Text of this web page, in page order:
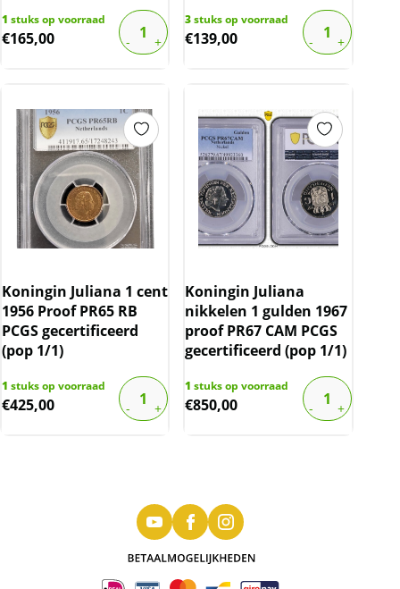
1 stuks op voorraad
€165,00
3stuks op voorraad
€139,00
Koningin Juliana 1 cent
1956 Proof PR65 RB
PCGS gecertificeerd
(pop 1/1)
1 stuks op voorraad
€425,00
Koningin Juliana
nikkelen 1 gulden 1967
proof PR67 CAM PCGS
gecertificeerd (pop 1/1)
1 stuks op voorraad
€850,00